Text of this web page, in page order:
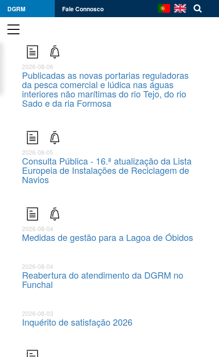
DGRM Fale Connosco
2026-08-06
Publicadas as novas portarias reguladoras
da pesca comercial e lúdica nas águas
interiores não marítimas do rio Tejo, do rio
Sado e da ria Formosa
2026-08-05
Consulta Pública - 16.ª atualização da Lista
Europeia de Instalações de Reciclagem de
Navios
2026-08-04
Medidas de gestão para a Lagoa de Óbidos
2026-08-04
Reabertura do atendimento da DGRM no
Funchal
2026-08-03
Inquérito de satisfação 2026